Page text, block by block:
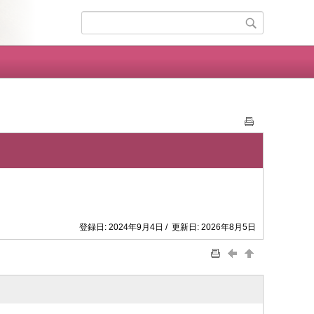
登録日: 2024年9月4日 / 更新日: 2026年8月5日